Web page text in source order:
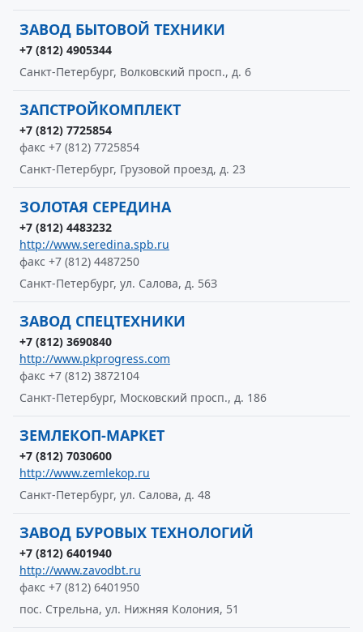
ЗАВОД БЫТОВОЙ ТЕХНИКИ
+7 (812) 4905344
Санкт-Петербург, Волковский просп., д. 6
ЗАПСТРОЙКОМПЛЕКТ
+7 (812) 7725854
факс +7 (812) 7725854
Санкт-Петербург, Грузовой проезд, д. 23
ЗОЛОТАЯ СЕРЕДИНА
+7 (812) 4483232
http://www.seredina.spb.ru
факс +7 (812) 4487250
Санкт-Петербург, ул. Салова, д. 56З
ЗАВОД СПЕЦТЕХНИКИ
+7 (812) 3690840
http://www.pkprogress.com
факс +7 (812) 3872104
Санкт-Петербург, Московский просп., д. 186
ЗЕМЛЕКОП-МАРКЕТ
+7 (812) 7030600
http://www.zemlekop.ru
Санкт-Петербург, ул. Салова, д. 48
ЗАВОД БУРОВЫХ ТЕХНОЛОГИЙ
+7 (812) 6401940
http://www.zavodbt.ru
факс +7 (812) 6401950
пос. Стрельна, ул. Нижняя Колония, 51